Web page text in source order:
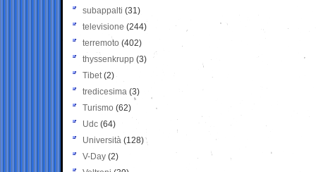
subappalti (31)
televisione(244)
terremoto (402)
thyssenkrupp (3)
Tibet(2)
tredicesima (3)
Turismo (62)
Udc (64)
Università (128)
V-Day (2)